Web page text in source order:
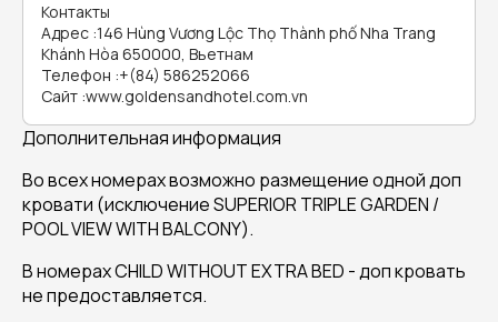
Контакты
Адрес :146 Hùng Vương Lộc Thọ Thành phố Nha Trang
Khánh Hòa 650000, Вьетнам
Телефон :+(84) 586252066
Сайт :www.goldensandhotel.com.vn
Дополнительная информация
Во всех номерах возможно размещение одной доп
кровати (исключение SUPERIOR TRIPLE GARDEN /
POOL VIEW WITH BALCONY).
В номерах CHILD WITHOUT EXTRA BED - доп кровать
не предоставляется.